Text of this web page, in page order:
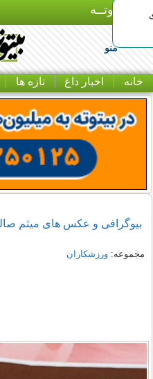
بـیتوتــه
منو
خانه اخبار داغ تازه ها
بیوگرافی و عکس های میثم
مجموعه:ورزشکاران